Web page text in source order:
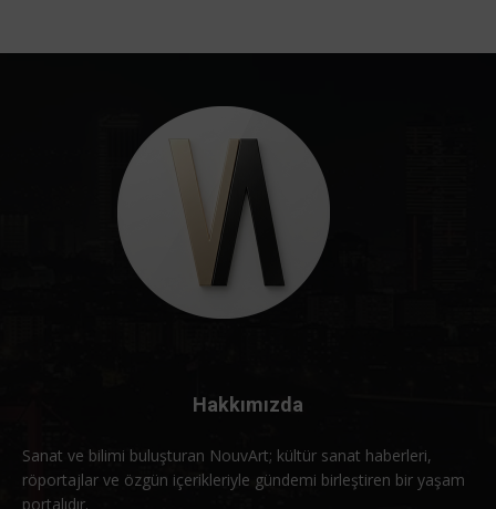
Hakkımızda
Sanat ve bilimi buluşturan NouvArt; kültür sanat haberleri,
röportajlar ve özgün içerikleriyle gündemi birleştiren bir yaşam
portalıdır.